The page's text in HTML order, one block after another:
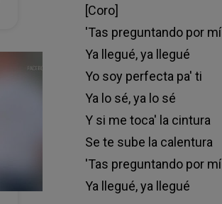
[Coro]
'Tas preguntando por mí
Ya llegué, ya llegué
Yo soy perfecta pa' ti
Ya lo sé, ya lo sé
Y si me toca' la cintura
Se te sube la calentura
'Tas preguntando por mí
Ya llegué, ya llegué